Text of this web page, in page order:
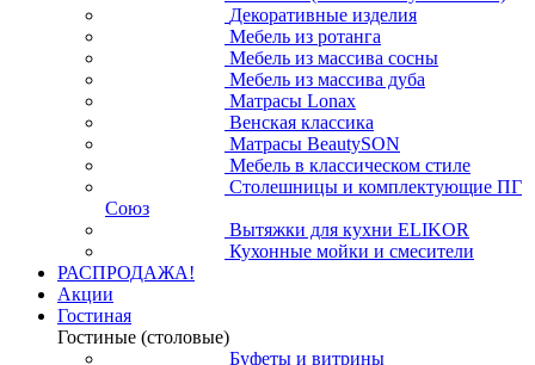
Декоративные изделия
Мебель из ротанга
Мебель из массива сосны
Мебель из массива дуба
Матрасы Lonax
Венская классика
Матрасы BeautySON
Мебель в классическом стиле
Столешницы и комплектующие ПГ
Союз
Вытяжки для кухни ELIKOR
Кухонные мойки и смесители
РАСПРОДАЖА!
Акции
Гостиная
Гостиные (столовые)
Буфеты и витрины